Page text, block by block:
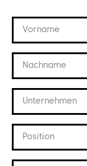
Vorname
Nachname
Unternehmen
Position